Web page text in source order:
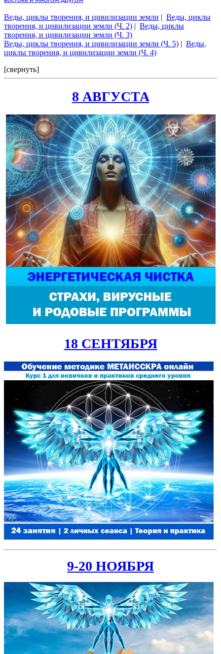
Веды, циклы творения, и цивилизации земли
Веды, циклы
творения, и цивилизации земли (Ч. 2)
Веды, циклы
творения, и цивилизации земли (Ч. 3)
Веды, циклы творения, и цивилизации земли (Ч. 5)
Веды,
циклы творения, и цивилизации земли (Ч. 4)
[свернуть]
8 АВГУСТА
18 СЕНТЯБРЯ
9-20 НОЯБРЯ